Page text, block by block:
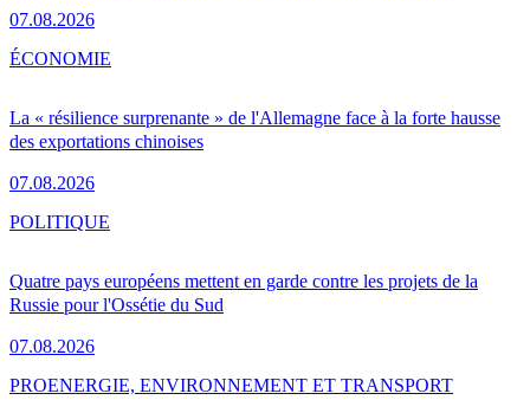
07.08.2026
La « résilience surprenante » de l'Allemagne face à la forte hausse
des exportations chinoises
07.08.2026
ÉCONOMIE
Quatre pays européens mettent en garde contre les projets de la
Russie pour l'Ossétie du Sud
07.08.2026
POLITIQUE
PROENERGIE, ENVIRONNEMENT ET TRANSPORT